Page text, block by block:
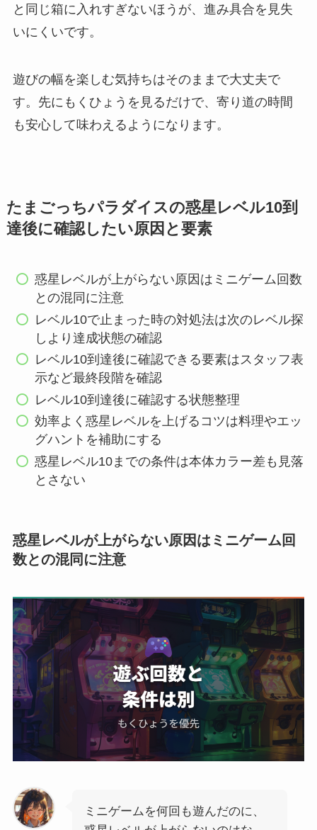
と同じ箱に入れすぎないほうが、進み具合を見失
いにくいです。
遊びの幅を楽しむ気持ちはそのままで大丈夫で
す。先にもくひょうを見るだけで、寄り道の時間
も安心して味わえるようになります。
たまごっちパラダイスの惑星レベル10到
達後に確認したい原因と要素
惑星レベルが上がらない原因はミニゲーム回数
との混同に注意
レベル10で止まった時の対処法は次のレベル探
しより達成状態の確認
レベル10到達後に確認できる要素はスタッフ表
示など最終段階を確認
レベル10到達後に確認する状態整理
効率よく惑星レベルを上げるコツは料理やエッ
グハントを補助にする
惑星レベル10までの条件は本体カラー差も見落
とさない
惑星レベルが上がらない原因はミニゲーム回
数との混同に注意
ミニゲームを何回も遊んだのに、